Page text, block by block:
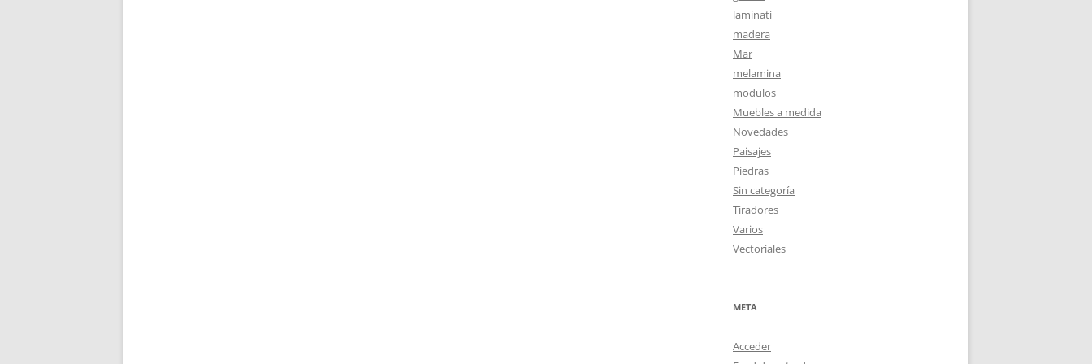
laminati
madera
Mar
melamina
modulos
Muebles a medida
Novedades
Paisajes
Piedras
Sin categoría
Tiradores
Varios
Vectoriales
META
Acceder